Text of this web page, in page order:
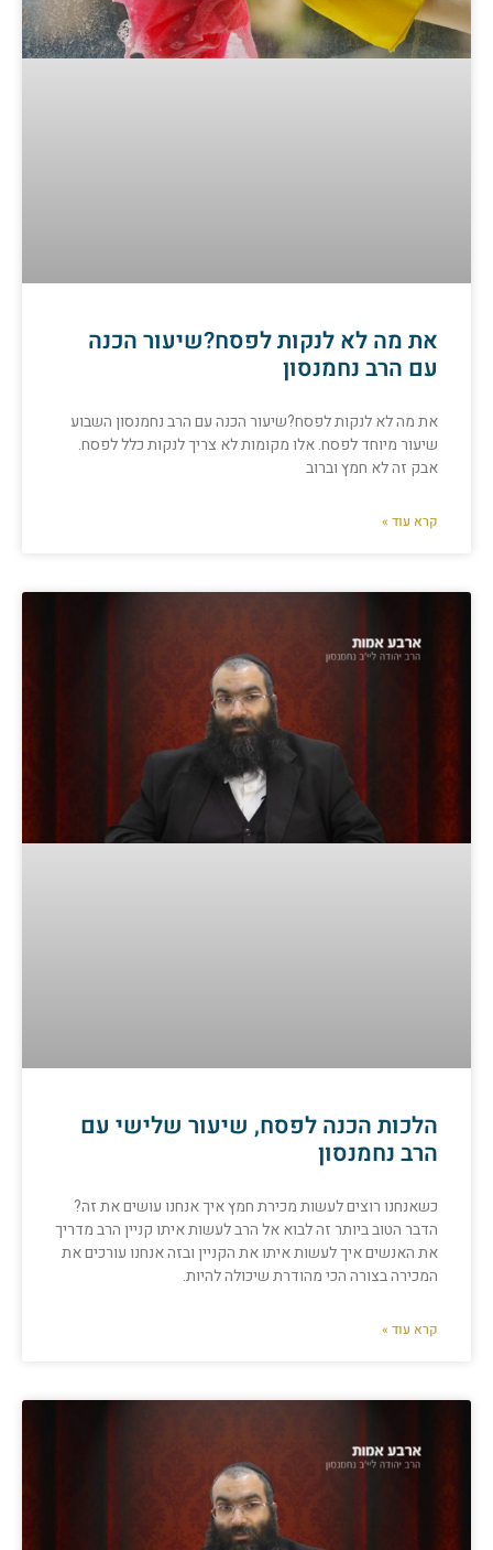
את מה לא לנקות לפסח?שיעור הכנה
עם הרב נחמנסון
את מה לא לנקות לפסח?שיעור הכנה עם הרב נחמנסון השבוע
שיעור מיוחד לפסח. אלו מקומות לא צריך לנקות כלל לפסח.
אבק זה לא חמץ וברוב
קרא עוד »
הלכות הכנה לפסח, שיעור שלישי עם
הרב נחמנסון
כשאנחנו רוצים לעשות מכירת חמץ איך אנחנו עושים את זה?
הדבר הטוב ביותר זה לבוא אל הרב לעשות איתו קניין הרב מדריך
את האנשים איך לעשות איתו את הקניין ובזה אנחנו עורכים את
המכירה בצורה הכי מהודרת שיכולה להיות.
קרא עוד »